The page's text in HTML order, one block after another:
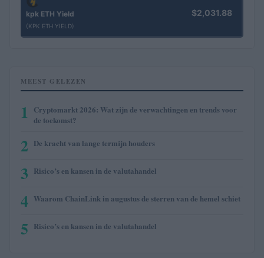
kpk ETH Yield
(KPK ETH YIELD)
$2,031.88
MEEST GELEZEN
1
Cryptomarkt 2026: Wat zijn de verwachtingen en trends voor
de toekomst?
2 De kracht van lange termijn houders
3 Risico’s en kansen in de valutahandel
4 Waarom ChainLink in augustus de sterren van de hemel schiet
5 Risico’s en kansen in de valutahandel